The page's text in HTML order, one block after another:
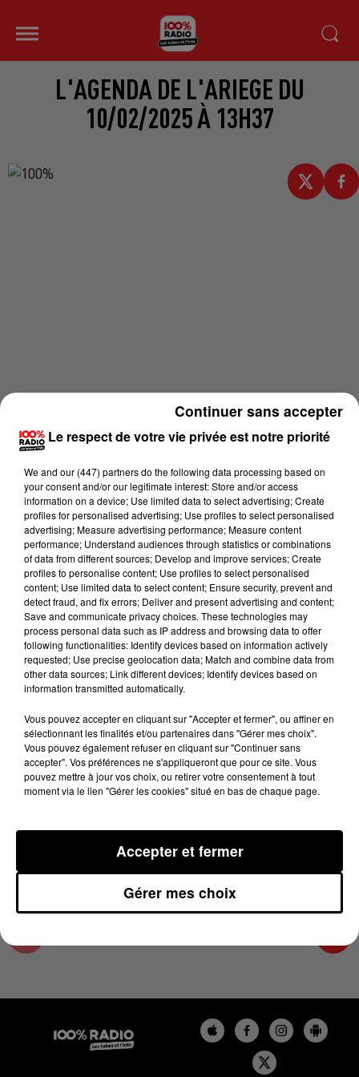
L'AGENDA DE L'ARIEGE DU
10/02/2025 À 13H37
Lecture (1 min 13 sec)
100%
100% Radio l'agenda de l'Ariege
10 février 2025 - 1 min 13 sec
L'AGENDA DE L'ARIEGE DU 10/02/2025 À
13H37
L'agenda de l'Ariege
Le respect de votre vie privée est notre priorité
We and our (447) partnersdo the following data processing based on
your consent and/or our legitimate interest: Store and/or access
information on a device; Use limited data to select advertising; Create
profiles for personalised advertising; Use profiles to select personalised
advertising; Measure advertising performance; Measure content
performance; Understand audiences through statistics or combinations
of data from different sources; Develop and improve services; Create
profiles to personalise content; Use profiles to select personalised
content; Use limited data to select content; Ensure security, prevent and
detect fraud, and fix errors; Deliver and present advertising and content;
Save and communicate privacy choices. These technologies may
process personal data such as IP address and browsing data to offer
following functionalities: Identify devices based on information actively
requested; Use precise geolocation data; Match and combine data from
other data sources; Link different devices; Identify devices based on
information transmitted automatically.
Vous pouvez accepter en cliquant sur "Accepter et fermer", ou affiner en
sélectionnant les finalités et/ou partenaires dans "Gérer mes choix".
Vous pouvez également refuser en cliquant sur "Continuer sans
accepter". Vos préférences ne s'appliqueront que pour ce site. Vous
pouvez mettre à jour vos choix, ou retirer votre consentement à tout
moment via le lien "Gérer les cookies" situé en bas de chaque page.
Gérer mes choix
Accepter et fermer
Continuer sans accepter